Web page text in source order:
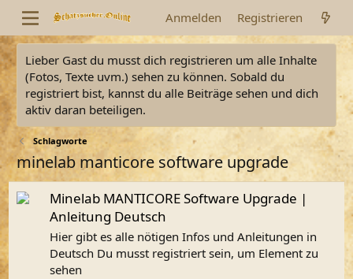
Anmelden Registrieren
Lieber Gast du musst dich registrieren um alle Inhalte
(Fotos, Texte uvm.) sehen zu können. Sobald du
registriert bist, kannst du alle Beiträge sehen und dich
aktiv daran beteiligen.
Schlagworte
minelab manticore software upgrade
Minelab MANTICORE Software Upgrade |
Anleitung Deutsch
Hier gibt es alle nötigen Infos und Anleitungen in
Deutsch Du musst registriert sein, um Element zu
sehen